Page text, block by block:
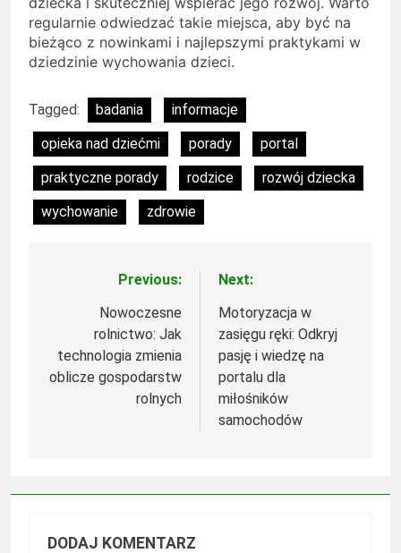
regularnie odwiedzać takie miejsca, aby być na
bieżąco z nowinkami i najlepszymi praktykami w
dziedzinie wychowania dzieci.
Tagged: badania
informacje
opieka nad dziećmi
porady
portal
praktyczne porady
rodzice
rozwój dziecka
wychowanie
zdrowie
Nawigacja
wpisu
Previous:
Nowoczesne
rolnictwo: Jak
technologia zmienia
oblicze gospodarstw
rolnych
Next:
Motoryzacja w
zasięgu ręki: Odkryj
pasję i wiedzę na
portalu dla
miłośników
samochodów
DODAJ KOMENTARZ